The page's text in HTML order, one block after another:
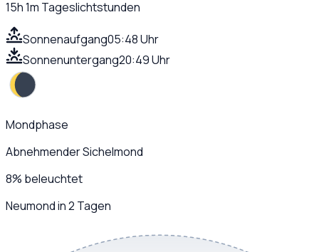
15h 1m Tageslichtstunden
Sonnenaufgang05:48 Uhr
Sonnenuntergang20:49 Uhr
Mondphase
Abnehmender Sichelmond
8% beleuchtet
Neumond in 2 Tagen